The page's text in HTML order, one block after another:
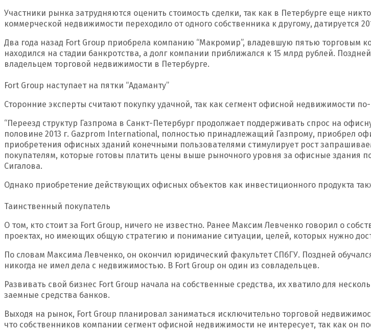
Участники рынка затрудняются оценить стоимость сделки, так как в Петербурге еще
коммерческой недвижимости переходило от одного собственника к другому, датируется
Два года назад Fort Group приобрела компанию “Макромир”, владевшую пятью торговым
находился на стадии банкротства, а долг компании приближался к 15 млрд рублей.
владельцем торговой недвижимости в Петербурге.
Fort Group наступает на пятки “Адаманту”
Сторонние эксперты считают покупку удачной, так как сегмент офисной недвижимости
“Переезд структур Газпрома в Санкт-Петербург продолжает поддерживать спрос на
половине 2013 г. Gazprom International, полностью принадлежащий Газпрому, приобрел
приобретения офисных зданий конечными пользователями стимулирует рост
покупателям, которые готовы платить цены выше рыночного уровня за офисные здания
Сигалова.
Однако приобретение действующих офисных объектов как инвестиционного продукта
Таинственный покупатель
О том, кто стоит за Fort Group, ничего не известно. Ранее Максим Левченко говорил о
проектах, но имеющих общую стратегию и понимание ситуации, целей, которых нужно
По словам Максима Левченко, он окончил юридический факультет СПбГУ. Поздней
никогда не имел дела с недвижимостью. В Fort Group он один из совладельцев.
Развивать свой бизнес Fort Group начала на собственные средства, их хватило для
заемные средства банков.
Выходя на рынок, Fort Group планировал заниматься исключительно торговой
что собственников компании сегмент офисной недвижимости не интересует, так как он